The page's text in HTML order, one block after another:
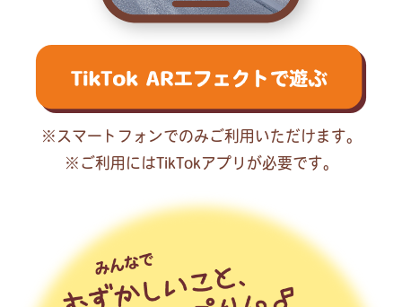
※スマートフォンでのみご利用いただけます。
※ご利用にはTikTokアプリが必要です。